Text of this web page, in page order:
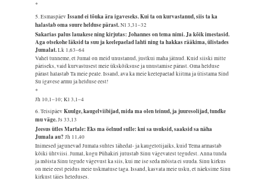
*
5. EsmaspäevIssand ei tõuka ära igaveseks. Kui ta on kurvastanud, siis ta ka
halastab oma suure helduse pärast.Nl 3,31–32
Sakarias palus lauakese ning kirjutas: Johannes on tema nimi. Ja kõik imestasid.
Aga otsekohe läksid ta suu ja keelepaelad lahti ning ta hakkas rääkima, ülistades
Jumalat.Lk 1,63–64
Vahel tunneme, et Jumal on meid unustanud, justkui maha jätnud. Kuid siiski mitte
päriseks, vaid kurvastusest meie ükskõiksuse ja unustamise pärast. Oma helduse
pärast halastab Ta meie peale. Issand, ava ka meie keelepaelad kiitma ja ülistama Sind
Su igavese armu ja helduse eest!
*
Jh 10,1–10; Kl 3,1–4
6. TeisipäevKuulge, kaugelviibijad, mida ma olen teinud, ja juuresolijad, tundke
mu väge.Js 33,13
Jeesus ütles Martale: Eks ma öelnud sulle: kui sa usuksid, saaksid sa näha
Jumala au?Jh 11,40
Inimesed jagunevad Jumala suhtes lähedal- ja kaugelolijaiks, kuid Tema armastab
kõiki ühtviisi. Jumal, kogu Pühakiri jutustab Sinu vägevatest tegudest. Anna tunda
ja mõista Sinu tegude vägevust ka siis, kui me ise seda mõista ei suuda. Sinu kirkus
on meie eest peidus meie uskmatuse taga. Issand, kasvata meie usku, et näeksime Sinu
kirkust täies heleduses.